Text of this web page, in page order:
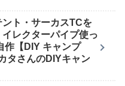
ント・サーカスTCを
レクターパイプ使っ
作【DIY キャンプ
タさんのDIYキャン